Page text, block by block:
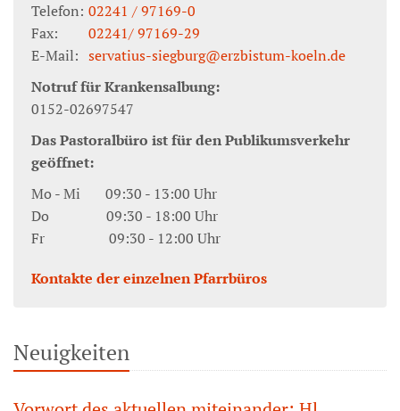
Telefon: 02241 / 97169-0
Fax:
02241/ 97169-29
E-Mail: servatius-siegburg@erzbistum-koeln.de
Notruf für Krankensalbung:
0152-02697547
Das Pastoralbüro ist für den Publikumsverkehr
geöffnet:
Mo - Mi 09:30 - 13:00 Uhr
Do 09:30 - 18:00 Uhr
Fr 09:30 - 12:00 Uhr
Kontakte der einzelnen Pfarrbüros
Neuigkeiten